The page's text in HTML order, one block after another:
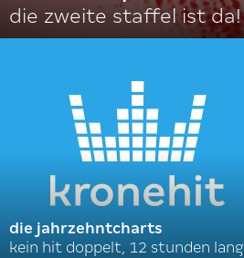
die zweite staffel ist da!
die jahrzehntcharts
kein hit doppelt, 12 stunden lang